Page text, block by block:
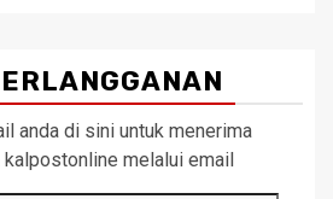
anda di sini untuk menerima
melalui email